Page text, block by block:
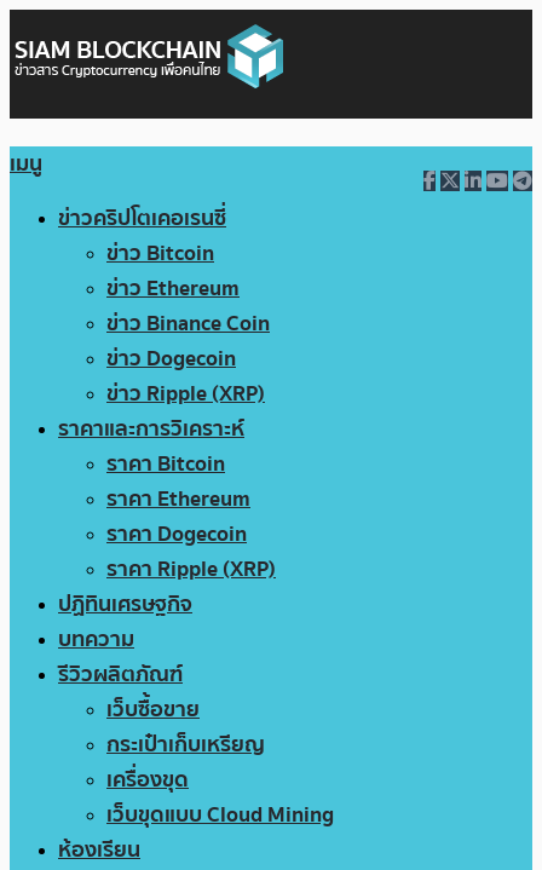
เมนู
ข่าวคริปโตเคอเรนซี่
ข่าว Bitcoin
ข่าว Ethereum
ข่าว Binance Coin
ข่าว Dogecoin
ข่าว Ripple (XRP)
ราคาและการวิเคราะห์
ราคา Bitcoin
ราคา Ethereum
ราคา Dogecoin
ราคา Ripple (XRP)
ปฏิทินเศรษฐกิจ
บทความ
รีวิวผลิตภัณฑ์
เว็บซื้อขาย
กระเป๋าเก็บเหรียญ
เครื่องขุด
เว็บขุดแบบ Cloud Mining
ห้องเรียน